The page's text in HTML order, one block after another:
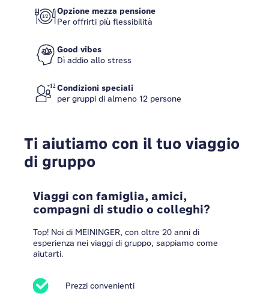
Opzione mezza pensione
Per offrirti più flessibilità
Good vibes
Dì addio allo stress
Condizioni speciali
per gruppi di almeno 12 persone
Ti aiutiamo con il tuo viaggio
di gruppo
Viaggi con famiglia, amici,
compagni di studio o colleghi?
Top! Noi di MEININGER, con oltre 20 anni di
esperienza nei viaggi di gruppo, sappiamo come
aiutarti.
Prezzi convenienti